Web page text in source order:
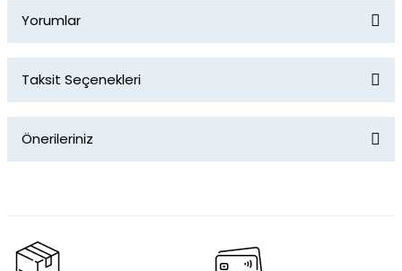
Yorumlar
Taksit Seçenekleri
Önerileriniz
kullanarak tarafımıza iletebilirsiniz.
Görüş ve önerileriniz için teşekkür ederiz.